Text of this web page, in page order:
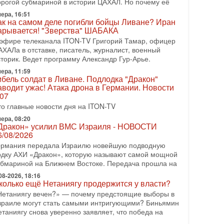
2026, 17:50
голос» Израиля: кто заберет его на этот
русскоязычных репатриантов не раз кардинально
политический ландшафт Израиля. Достаточно
взлет партии «Исраэль ба-алия», когда
2026, 17:00
закрытых дверей: о чём на самом деле
Трамп и Нетаньяху?
визит премьер-министра Израиля Биньямина
в США и его встреча с Дональдом Трампом
больше вопросов, чем ответов. Полная
07-2026, 15:18
готовит покушение на Нетаниягу! Трамп не
эскалации, но КСИР готовит взрыв!
телеканала ITON-TV СЕРГЕЙ МИГДАЛЬ,
по вопросам безопасности, офицер запаса
управления полиции Израиля, автор
07-2026, 09:02
за разоружение ХАМАСа - НОВОСТИ
07/2026
президент США Дональд Трамп заявил о
16:51
на самом деле погибли бойцы Ливане? Иран
"Зверства" ШАБАКА
телеканала ITON-TV Григорий Тамар, офицер
в отставке, писатель, журналист, военный
Ведет программу Александр Гур-Арье.
11:59
солдат в Ливане. Подлодка "Дракон"
ужас! Атака дрона в Германии. Новости
главные новости дня на ITON-TV
08:20
усилил ВМС Израиля - НОВОСТИ
08/2026
передала Израилю новейшую подводную
АХИ «Дракон», которую называют самой мощной
на Ближнем Востоке. Передача прошла на
2026, 18:16
ещё Нетаниягу продержится у власти?
вечен?» — почему предстоящие выборы в
могут стать самыми интригующими? Биньямин
снова уверенно заявляет, что победа на